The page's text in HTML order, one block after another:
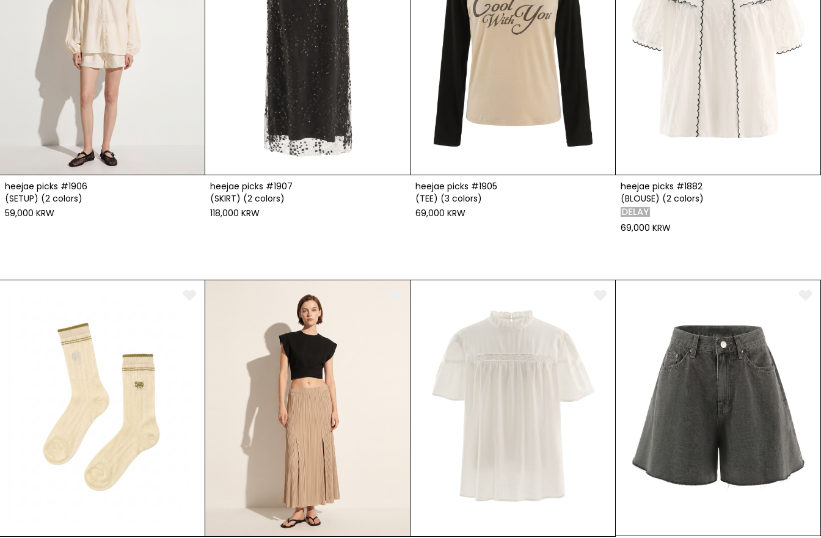
heejae picks #1906
(SETUP) (2 colors)
59,000 KRW
heejae picks #1907
(SKIRT) (2 colors)
118,000 KRW
heejae picks #1905
(TEE) (3 colors)
69,000 KRW
heejae picks #1882
(BLOUSE) (2 colors)
69,000 KRW